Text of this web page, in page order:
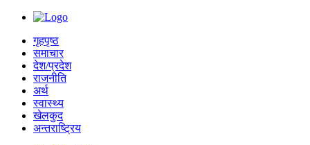
गृहपृष्ठ
समाचार
देश/प्रदेश
राजनीति
अर्थ
स्वास्थ्य
खेलकुद
अन्तराष्ट्रिय